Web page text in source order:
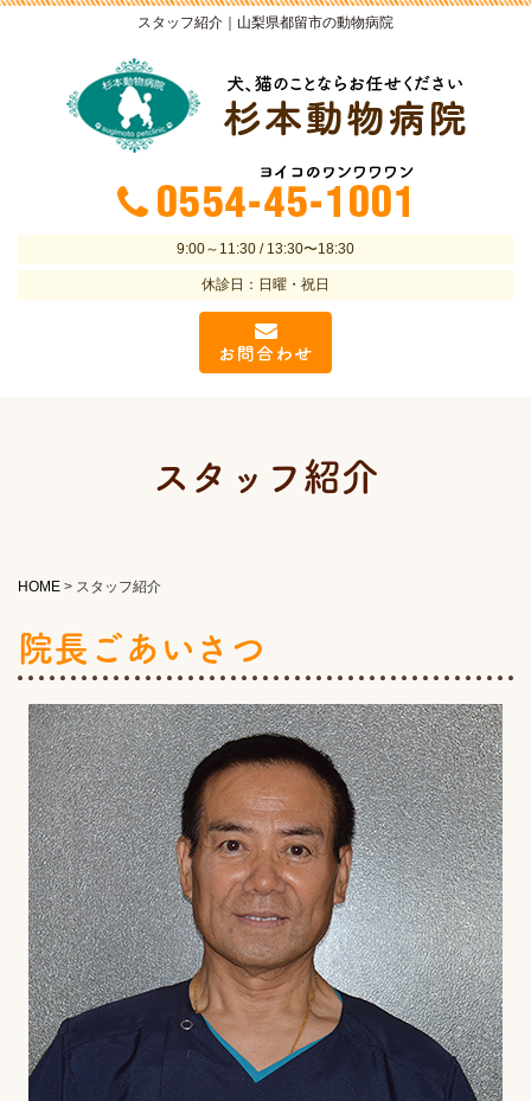
スタッフ紹介｜山梨県都留市の動物病院
9:00～11:30 / 13:30〜18:30
休診日：日曜・祝日
スタッフ紹介
HOME > スタッフ紹介
院長ごあいさつ